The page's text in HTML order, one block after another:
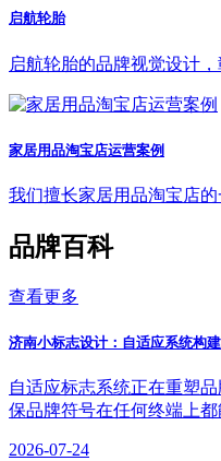
启航轮胎
启航轮胎的品牌视觉设计
家居用品淘宝店运营案例
我们擅长家居用品淘宝店
品牌百科
查看更多
济南小标志设计：自适应系统构
自适应标志系统正在重塑
保品牌符号在任何终端上
2026-07-24